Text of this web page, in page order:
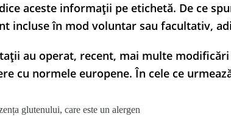
aceste informații pe etichetă. De ce
incluse în mod voluntar sau facultativ,
au operat, recent, mai multe modificări
cu normele europene. În cele ce
glutenului, care este un alergen